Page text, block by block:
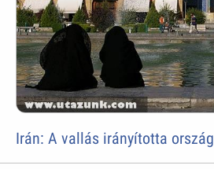
Irán: A vallás irányította ország